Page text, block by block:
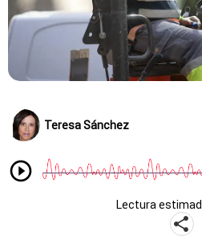
Teresa Sánchez
Lectura